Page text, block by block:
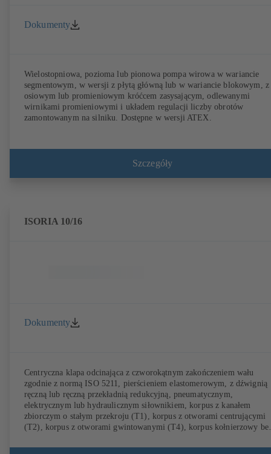
Dokumenty
Wielostopniowa, pozioma lub pionowa pompa wirowa w wariancie
segmentowym, w wersji z płytą główną lub w wariancie blokowym, z
osiowym lub promieniowym króćcem zasysającym, odlewanymi
wirnikami promieniowymi i układem regulacji liczby obrotów
zamontowanym na silniku. Dostępne w wersji ATEX.
Szczegóły
ISORIA 10/16
Dokumenty
Centryczna klapa odcinająca z czworokątnym zakończeniem wału
zgodnie z normą ISO 5211, pierścieniem elastomerowym, z dźwignią
ręczną lub ręczną przekładnią redukcyjną, pneumatycznym,
elektrycznym lub hydraulicznym siłownikiem, korpus z kanałem
zbiorczym o stałym przekroju (T1), korpus z otworami centrującymi
(T2), korpus z otworami gwintowanymi (T4), korpus kołnierzowy
podłączanie kołnierza i montaż jako armatura końcowa z